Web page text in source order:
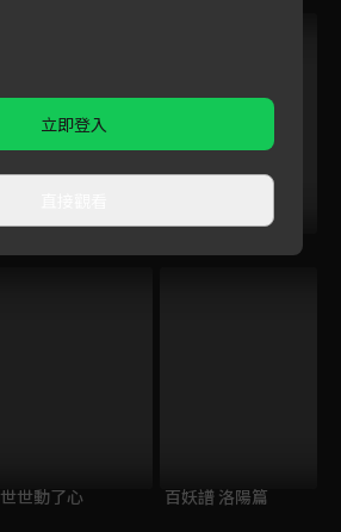
世世動了心 百妖譜 洛陽篇
立即登入